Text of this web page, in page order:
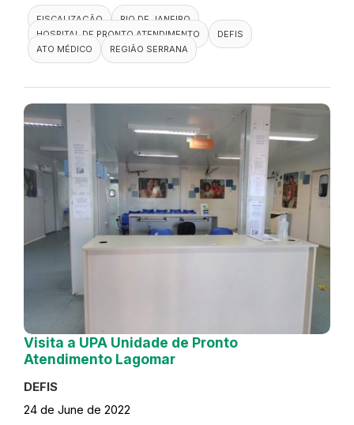
FISCALIZAÇÃO
RIO DE JANEIRO
HOSPITAL DE PRONTO ATENDIMENTO
DEFIS
ATO MÉDICO
REGIÃO SERRANA
Visita a UPA Unidade de Pronto
Atendimento Lagomar
DEFIS
24 de June de 2022